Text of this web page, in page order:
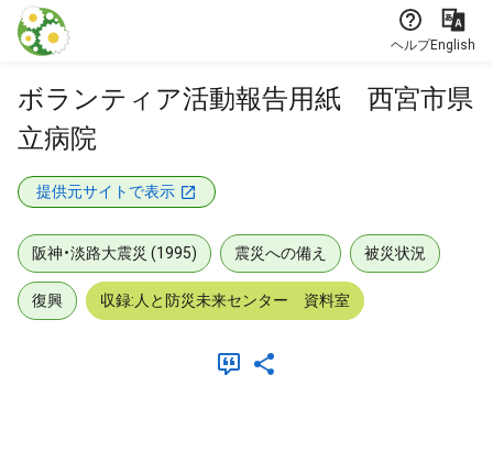
本文に飛ぶ
ヘルプEnglish
ボランティア活動報告用紙 西宮市県
立病院
提供元サイトで表示
阪神・淡路大震災 (1995) 震災への備え 被災状況
復興 収録:人と防災未来センター 資料室